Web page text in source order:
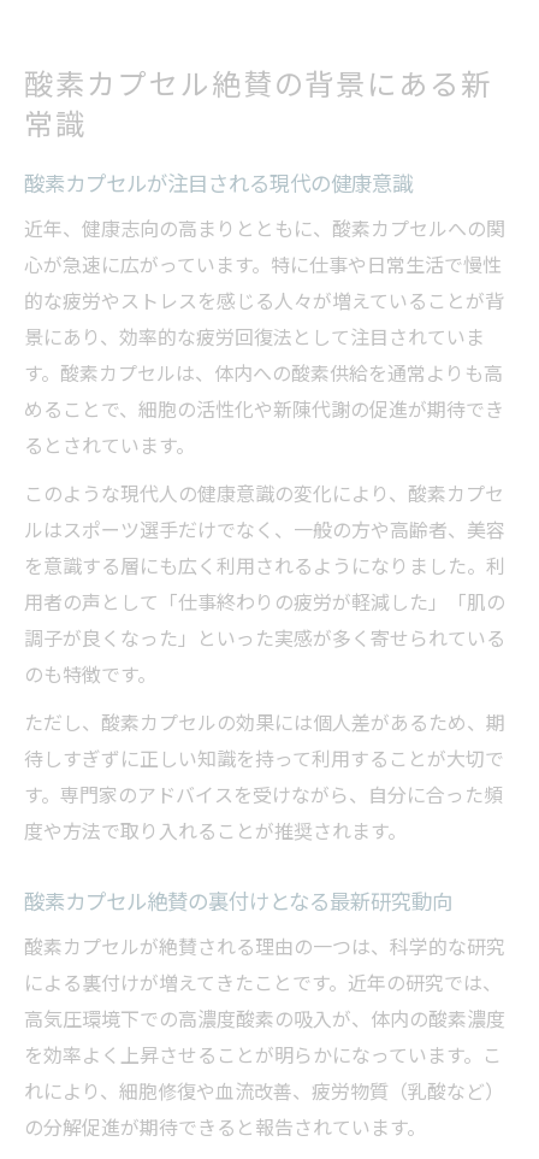
酸素カプセル利用が広がる社会的背景とは
話題の酸素カプセル効果と根拠を解明
酸素カプセルの効果と科学的な根拠を徹底
解説
疲労回復やリカバリーに酸素カプセルは有
効か
酸素カプセルの効果は医学的に証明されて
いる？
酸素カプセルで期待される美容と健康への
影響
酸素カプセルの効果的な入り方とポイント
紹介
健康管理に酸素カプセルが注目される理由
健康管理に酸素カプセルがなぜ最適なのか
解説
酸素カプセルは日常生活の疲労回復に役立
つ？
酸素カプセル絶賛に見る健康志向の変化と
背景
酸素カプセルが注目される現代人の悩み解
酸素カプセルで健康維持を目指すメリット
とは
酸素カプセルの使用で危険はないのか徹底検証
酸素カプセルに死亡事故のリスクは存在す
るか
酸素カプセル利用時に気を付けるべき注意
点
酸素カプセル絶賛の背景にある新
常識
酸素カプセルが注目される現代の健康意識
近年、健康志向の高まりとともに、酸素カプセルへの関
心が急速に広がっています。特に仕事や日常生活で慢性
的な疲労やストレスを感じる人々が増えていることが背
景にあり、効率的な疲労回復法として注目されていま
す。酸素カプセルは、体内への酸素供給を通常よりも高
めることで、細胞の活性化や新陳代謝の促進が期待でき
るとされています。
このような現代人の健康意識の変化により、酸素カプセ
ルはスポーツ選手だけでなく、一般の方や高齢者、美容
を意識する層にも広く利用されるようになりました。利
用者の声として「仕事終わりの疲労が軽減した」「肌の
調子が良くなった」といった実感が多く寄せられている
のも特徴です。
ただし、酸素カプセルの効果には個人差があるため、期
待しすぎずに正しい知識を持って利用することが大切で
す。専門家のアドバイスを受けながら、自分に合った頻
度や方法で取り入れることが推奨されます。
酸素カプセル絶賛の裏付けとなる最新研究動向
酸素カプセルが絶賛される理由の一つは、科学的な研究
による裏付けが増えてきたことです。近年の研究では、
高気圧環境下での高濃度酸素の吸入が、体内の酸素濃度
を効率よく上昇させることが明らかになっています。こ
れにより、細胞修復や血流改善、疲労物質（乳酸など）
の分解促進が期待できると報告されています。